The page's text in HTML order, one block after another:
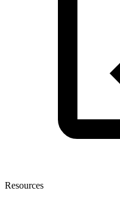
Resources